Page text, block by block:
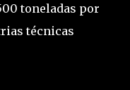
toneladas por
técnicas